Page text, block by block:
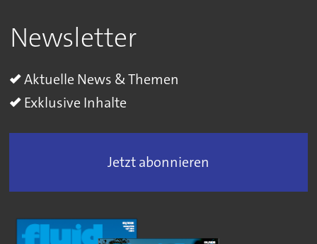
Newsletter
Aktuelle News & Themen
Exklusive Inhalte
Jetzt abonnieren